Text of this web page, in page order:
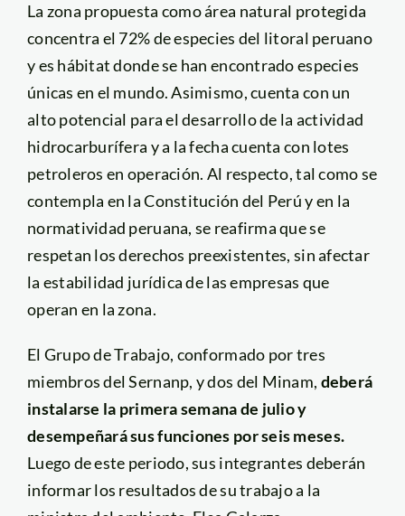
La zona propuesta como área natural protegida
concentra el 72% de especies del litoral peruano
y es hábitat donde se han encontrado especies
únicas en el mundo. Asimismo, cuenta con un
alto potencial para el desarrollo de la actividad
hidrocarburífera y a la fecha cuenta con lotes
petroleros en operación. Al respecto, tal como se
contempla en la Constitución del Perú y en la
normatividad peruana, se reafirma que se
respetan los derechos preexistentes, sin afectar
la estabilidad jurídica de las empresas que
operan en la zona.
El Grupo de Trabajo, conformado por tres
miembros del Sernanp, y dos del Minam, deberá
instalarse la primera semana de julio y
desempeñará sus funciones por seis meses.
Luego de este periodo, sus integrantes deberán
informar los resultados de su trabajo a la